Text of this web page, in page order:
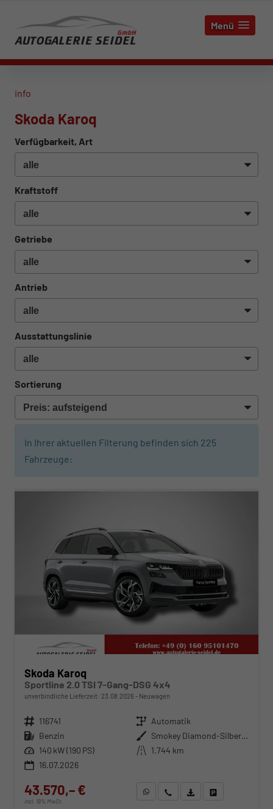
Menü
info
Skoda Karoq
Verfügbarkeit, Art
Kraftstoff
Getriebe
Antrieb
Ausstattungslinie
Sortierung
In Ihrer aktuellen Filterung befinden sich 225
Fahrzeuge:
ab 442,– € mtl.
Skoda Karoq
Sportline 2.0 TSI 7-Gang-DSG 4x4
unverbindliche Lieferzeit: 23.08.2026 Neuwagen
Fahrzeugnr. 116741 Getriebe Automatik
Kraftstoff Benzin Außenfarbe
Smokey Diamond-Silber Metallic
Leistung 140 kW (190 PS) Kilometerstand 1.744 km
16.07.2026
43.570,– €
incl. 19% MwSt.
WhatsApp anfragen
Wir rufen Sie anFahrzeugexposé (PDF)